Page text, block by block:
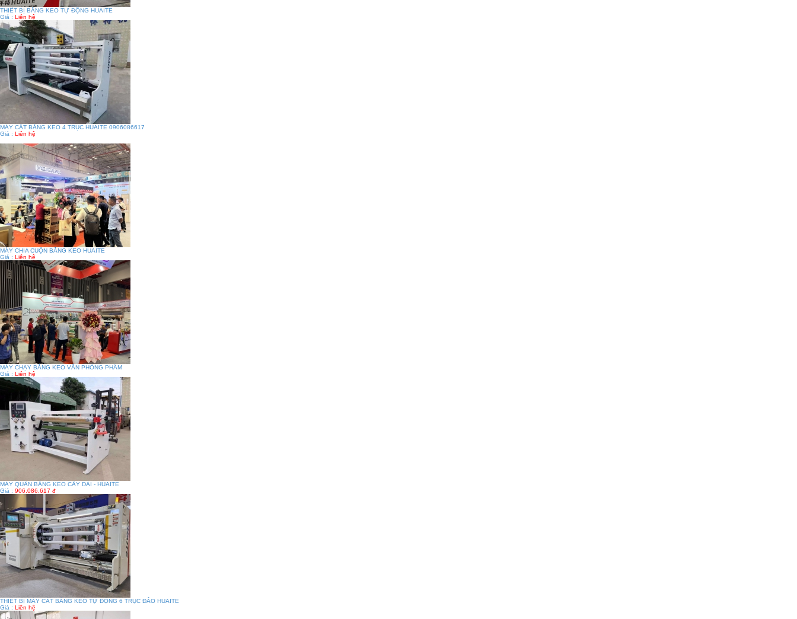
THIẾT BỊ BĂNG KEO TỰ ĐỘNG HUAITE
Giá : Liên hệ
MÁY CẮT BĂNG KEO 4 TRỤC HUAITE 0906086617
Giá : Liên hệ
MÁY CHIA CUỘN BĂNG KEO HUAITE
Giá : Liên hệ
MÁY CHẠY BĂNG KEO VĂN PHÒNG PHẨM
Giá : Liên hệ
MÁY QUẤN BĂNG KEO CÂY DÀI - HUAITE
Giá : 906.086.617 đ
THIẾT BỊ MÁY CẮT BĂNG KEO TỰ ĐỘNG 6 TRỤC ĐẢO HUAITE
Giá : Liên hệ